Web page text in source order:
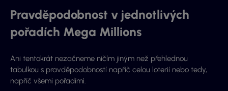
Pravděpodobnost v jednotlivých
pořadích Mega Millions
Ani tentokrát nezačneme ničím jiným než přehlednou
tabulkou s pravděpodobností napříč celou loterií nebo tedy,
napříč všemi pořadími.